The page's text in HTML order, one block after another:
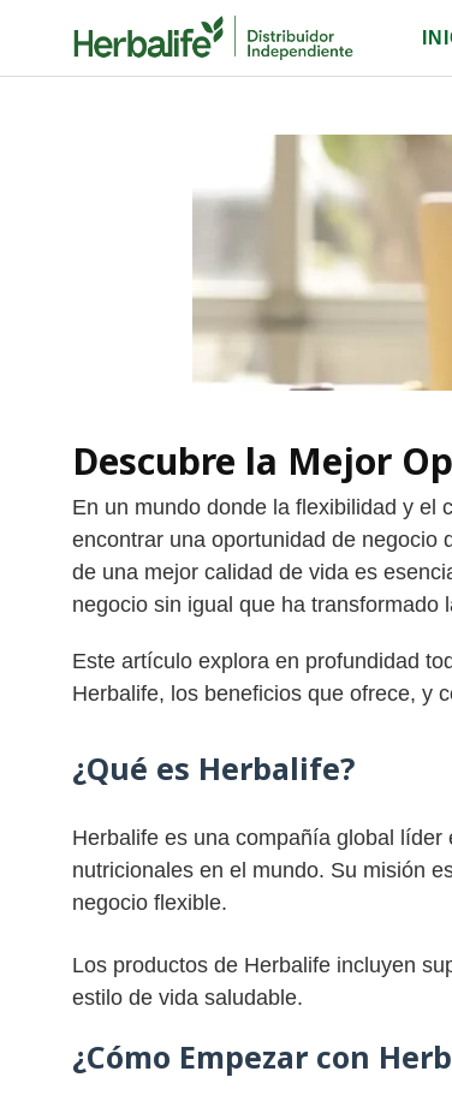
Descubre la Mejor
En un mundo donde la flexibilidad y el
encontrar una oportunidad de negocio
de una mejor calidad de vida es
negocio sin igual que ha transformado
Este artículo explora en profundidad
Herbalife, los beneficios que ofrece, y
¿Qué es Herbalife?
Herbalife es una compañía global
nutricionales en el mundo. Su misión
negocio flexible.
Los productos de Herbalife incluyen
estilo de vida saludable.
¿Cómo Empezar con